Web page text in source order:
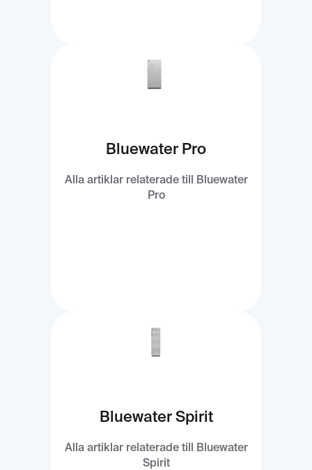
Bluewater Pro
Alla artiklar relaterade till Bluewater
Pro
Bluewater Spirit
Alla artiklar relaterade till Bluewater
Spirit